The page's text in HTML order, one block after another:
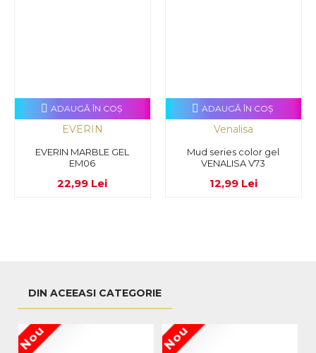
EVERIN
EVERIN MARBLE GEL
EM06
22,99 Lei
ADAUGĂ ÎN COŞ
Venalisa
Mud series color gel
VENALISA V73
12,99 Lei
ADAUGĂ ÎN COŞ
DIN ACEEASI CATEGORIE
Nou Nou